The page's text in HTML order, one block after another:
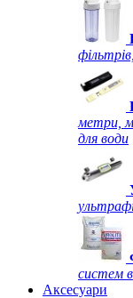
метри,
для води
систем
Аксесуари